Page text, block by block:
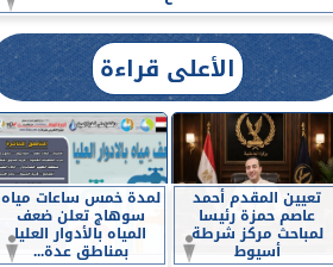
الأعلى قراءة
تعيين المقدم أحمد
عاصم حمزة رئيسا
لمباحث مركز شرطة
أسيوط
لمدة خمس ساعات مياه
سوهاج تعلن ضعف
المياه بالأدوار العليا
بمناطق عدة...